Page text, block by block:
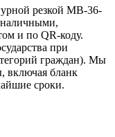
резкой МВ-36-
и по QR-коду.
при
граждан). Мы
включая бланк
сроки.